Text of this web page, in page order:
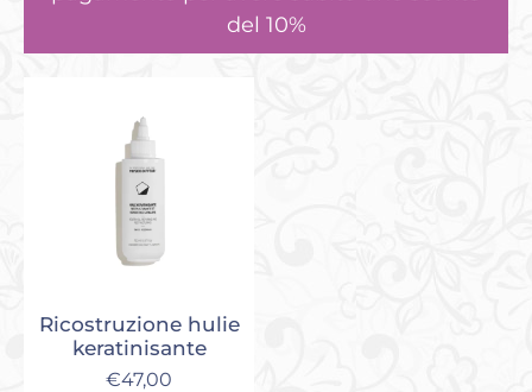
del 10%
Ricostruzione hulie
keratinisante
€47,00